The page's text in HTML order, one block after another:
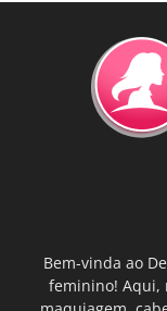
Bem-vinda ao
feminino! Aqui,